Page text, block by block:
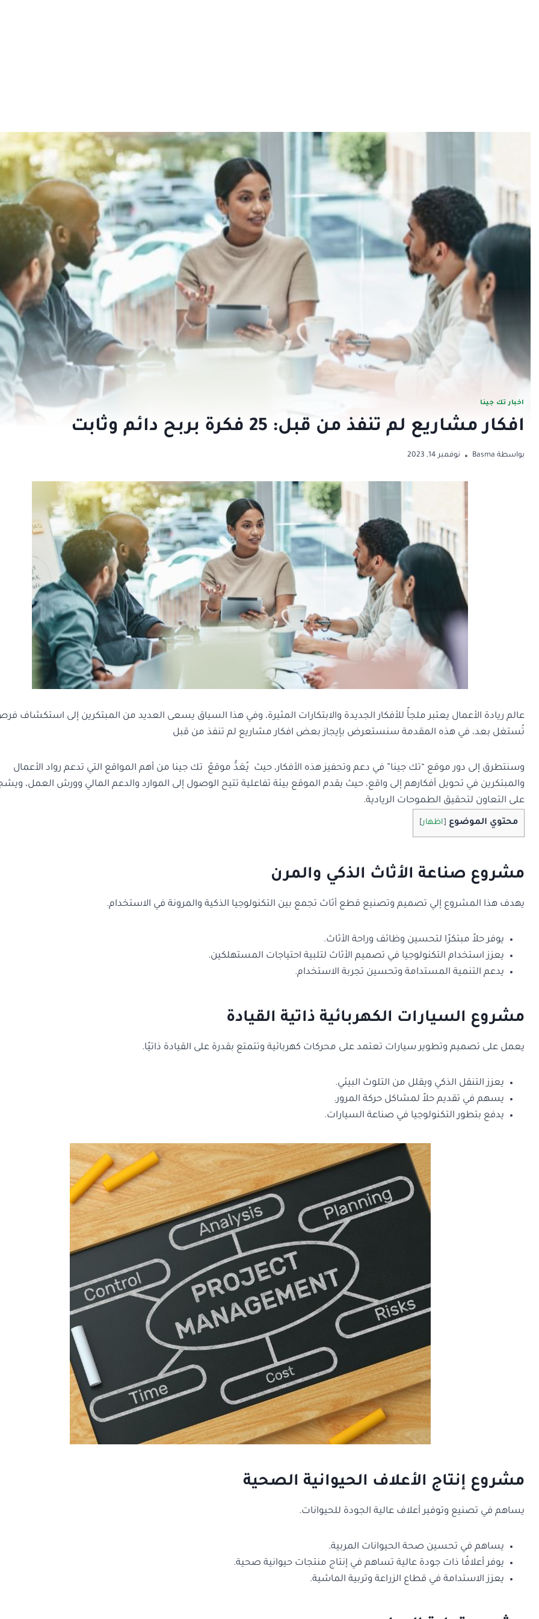
اخبار تك جينا
افكار مشاريع لم تنفذ من قبل: 25 فكرة بربح دائم وثابت
بواسطة Basma نوفمبر 14, 2023
عالم ريادة الأعمال يعتبر ملجأً للأفكار الجديدة والابتكارات المثيرة، وفي هذا السياق يسعى العديد من المبتكرين إلى استكشاف
تُستغل بعد، في هذه المقدمة سنستعرض بإيجاز بعض افكار مشاريع لم تنفذ من قبل
وسنتطرق إلى دور موقع “تك جينا” في دعم وتحفيز هذه الأفكار، حيث يُعَدُّ موقعً تك جينا من أهم المواقع التي تدعم رواد الأعمال
والمبتكرين في تحويل أفكارهم إلى واقع، حيث يقدم الموقع بيئة تفاعلية تتيح الوصول إلى الموارد والدعم المالي وورش العمل،
على التعاون لتحقيق الطموحات الريادية.
محتوي الموضوع [اظهار]
مشروع صناعة الأثاث الذكي والمرن
يهدف هذا المشروع إلي تصميم وتصنيع قطع أثاث تجمع بين التكنولوجيا الذكية والمرونة في الاستخدام.
يوفر حلاً مبتكرًا لتحسين وظائف وراحة الأثاث.
يعزز استخدام التكنولوجيا في تصميم الأثاث لتلبية احتياجات المستهلكين.
يدعم التنمية المستدامة وتحسين تجربة الاستخدام.
مشروع السيارات الكهربائية ذاتية القيادة
يعمل على تصميم وتطوير سيارات تعتمد على محركات كهربائية وتتمتع بقدرة على القيادة ذاتيًا.
يعزز التنقل الذكي ويقلل من التلوث البيئي.
يسهم في تقديم حلاً لمشاكل حركة المرور.
يدفع بتطور التكنولوجيا في صناعة السيارات.
مشروع إنتاج الأعلاف الحيوانية الصحية
يساهم في تصنيع وتوفير أعلاف عالية الجودة للحيوانات.
يساهم في تحسين صحة الحيوانات المربية.
يوفر أعلافًا ذات جودة عالية تساهم في إنتاج منتجات حيوانية صحية.
يعزز الاستدامة في قطاع الزراعة وتربية الماشية.